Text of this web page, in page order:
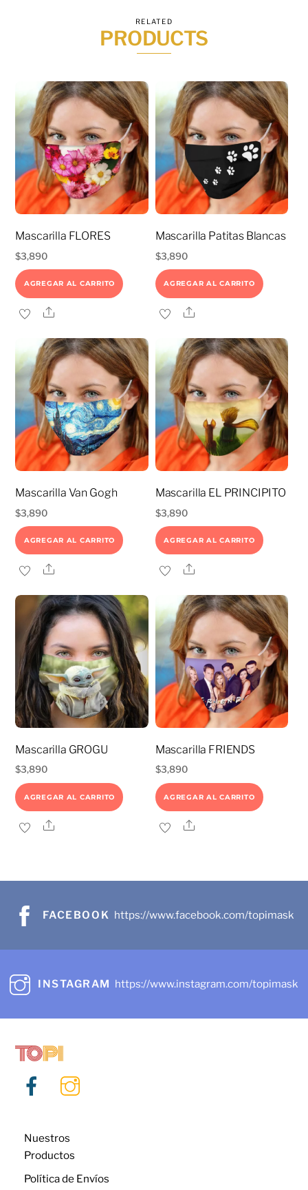
RELATED
PRODUCTS
Mascarilla FLORES
$3,890
AGREGAR AL CARRITO
Share
Mascarilla Patitas Blancas
$3,890
AGREGAR AL CARRITO
Share
Mascarilla Van Gogh
$3,890
AGREGAR AL CARRITO
Share
Mascarilla EL PRINCIPITO
$3,890
AGREGAR AL CARRITO
Share
Mascarilla GROGU
$3,890
AGREGAR AL CARRITO
Share
Mascarilla FRIENDS
$3,890
AGREGAR AL CARRITO
Share
FACEBOOK https://www.facebook.com/topimask
INSTAGRAM https://www.instagram.com/topimask
Nuestros
Productos
Política de Envíos